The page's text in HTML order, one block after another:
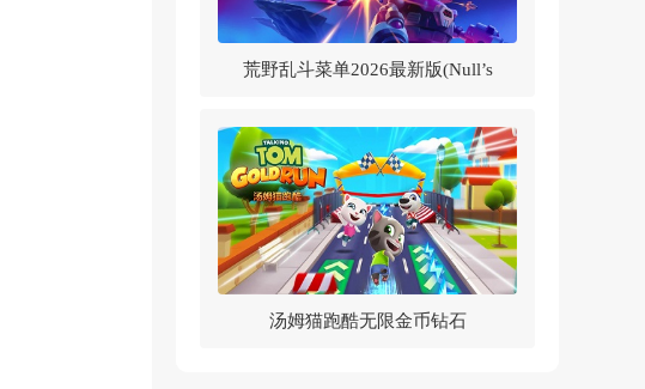
荒野乱斗菜单2026最新版(Null’s
Brawl)v62.264 中文版
汤姆猫跑酷无限金币钻石